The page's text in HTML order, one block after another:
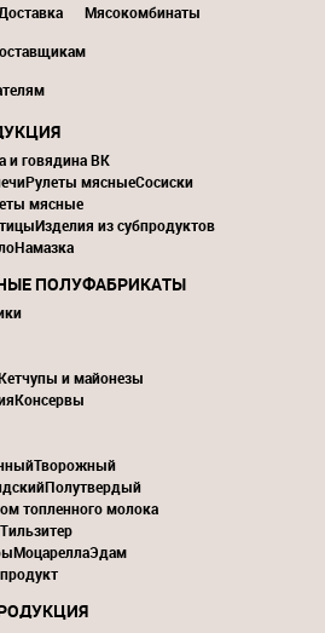
Доставка
Мясокомбинаты
и говядина ВК
Рулеты мясныеСосиски
мясные
Изделия из субпродуктов
Намазка
ПОЛУФАБРИКАТЫ
и майонезы
Консервы
Творожный
Полутвердый
топленного молока
Тильзитер
МоцареллаЭдам